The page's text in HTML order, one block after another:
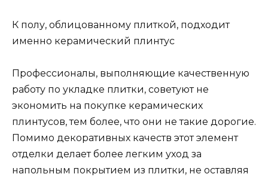
К полу, облицованному плиткой, подходит
именно керамический плинтус
Профессионалы, выполняющие качественную
работу по укладке плитки, советуют не
экономить на покупке керамических
плинтусов, тем более, что они не такие дорогие.
Помимо декоративных качеств этот элемент
отделки делает более легким уход за
напольным покрытием из плитки, не оставляя